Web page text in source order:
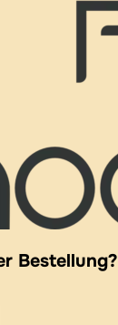
Bestellung?